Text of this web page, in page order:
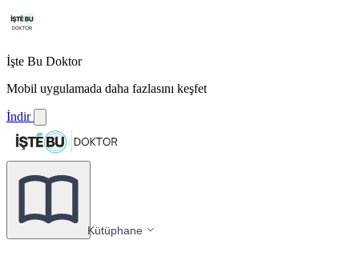
İşte Bu Doktor
Mobil uygulamada daha fazlasını keşfet
İndir
Kütüphane